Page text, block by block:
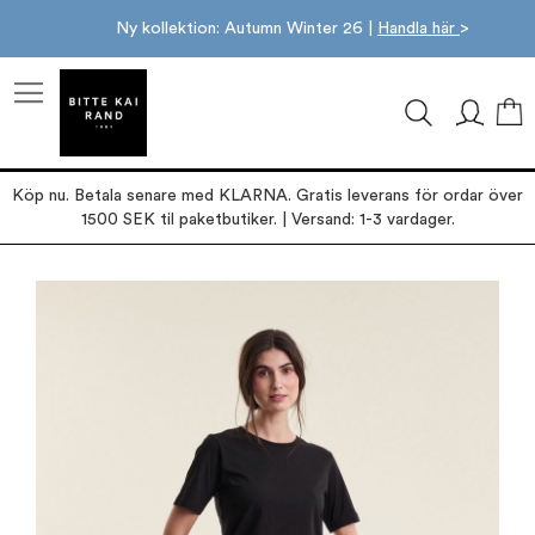
Ny kollektion: Autumn Winter 26 | Handla här >
Köp nu. Betala senare med KLARNA. Gratis leverans för ordar över
1500 SEK til paketbutiker. | Versand: 1-3 vardager.